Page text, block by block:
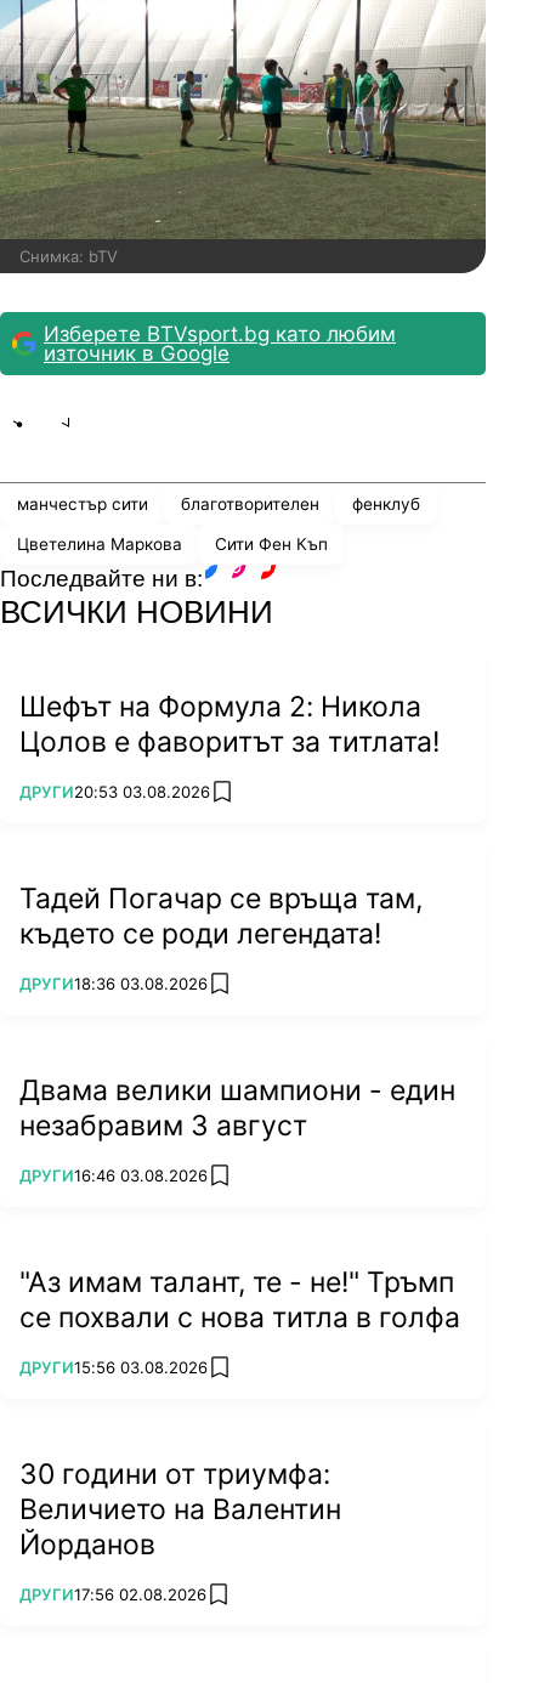
Снимка: bTV
Изберете BTVsport.bg като любим
източник в Google
манчестър сити благотворителен фенклуб
Цветелина Маркова Сити Фен Къп
Последвайте ни в:
ВСИЧКИ НОВИНИ
Шефът на Формула 2: Никола
Цолов е фаворитът за титлата!
ПОВЕЧЕ ОТ
ДРУГИ20:53 03.08.2026 add favorites
Тадей Погачар се връща там,
където се роди легендата!
ПОВЕЧЕ ОТ
ДРУГИ18:36 03.08.2026 add favorites
Двама велики шампиони - един
незабравим 3 август
ПОВЕЧЕ ОТ
ДРУГИ16:46 03.08.2026 add favorites
"Аз имам талант, те - не!" Тръмп
се похвали с нова титла в голфа
ПОВЕЧЕ ОТ
ДРУГИ15:56 03.08.2026 add favorites
30 години от триумфа:
Величието на Валентин
Йорданов
ПОВЕЧЕ ОТ
ДРУГИ17:56 02.08.2026 add favorites